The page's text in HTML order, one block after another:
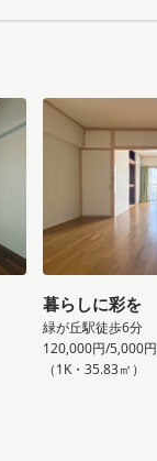
暮らしに彩を
緑が丘駅徒歩6分
120,000円/5,000円
（1K・35.83㎡）